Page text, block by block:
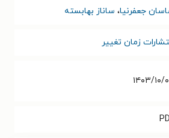
جعفرنیا، ساناز بهابسته
زمان تغییر
۱۰/۰۴